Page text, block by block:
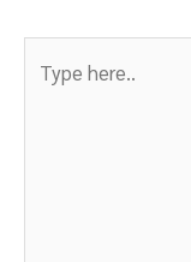
here..